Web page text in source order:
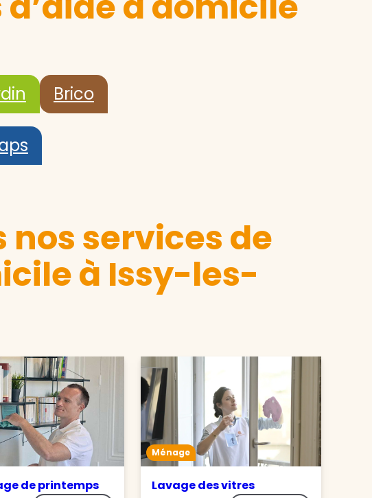
Brico
nos services de
à Issy-les-
de printemps
Ménage
Lavage des vitres